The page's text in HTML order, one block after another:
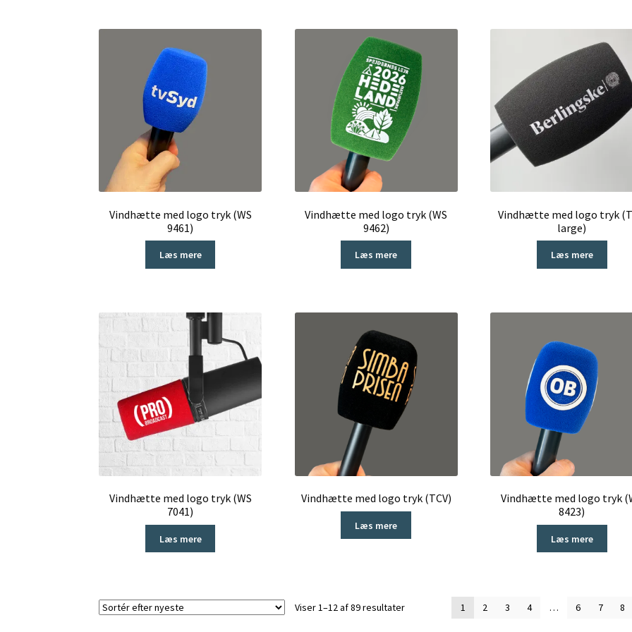
Vindhætte med logo tryk (WS
9461)
Læs mere
Vindhætte med logo tryk (WS
9462)
Læs mere
Vindhætte med logo tryk
large)
Læs mere
Vindhætte med logo tryk (WS
7041)
Læs mere
Vindhætte med logo tryk (TCV)
Læs mere
Vindhætte med logo tryk
8423)
Læs mere
Viser 1–12 af 89 resultaterSorteret
1 2 3 4 … 6 7 8